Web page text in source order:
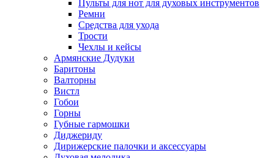
Пульты для нот для духовых инструментов
Ремни
Средства для ухода
Трости
Чехлы и кейсы
Армянские Дудуки
Баритоны
Валторны
Вистл
Гобои
Горны
Губные гармошки
Диджериду
Дирижерские палочки и аксессуары